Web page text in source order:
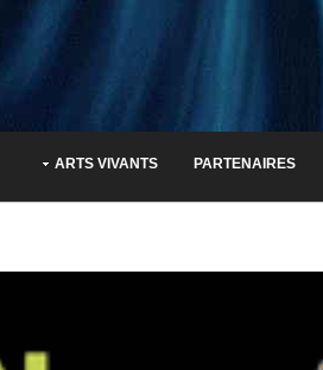
ARTS VIVANTS PARTENAIRES